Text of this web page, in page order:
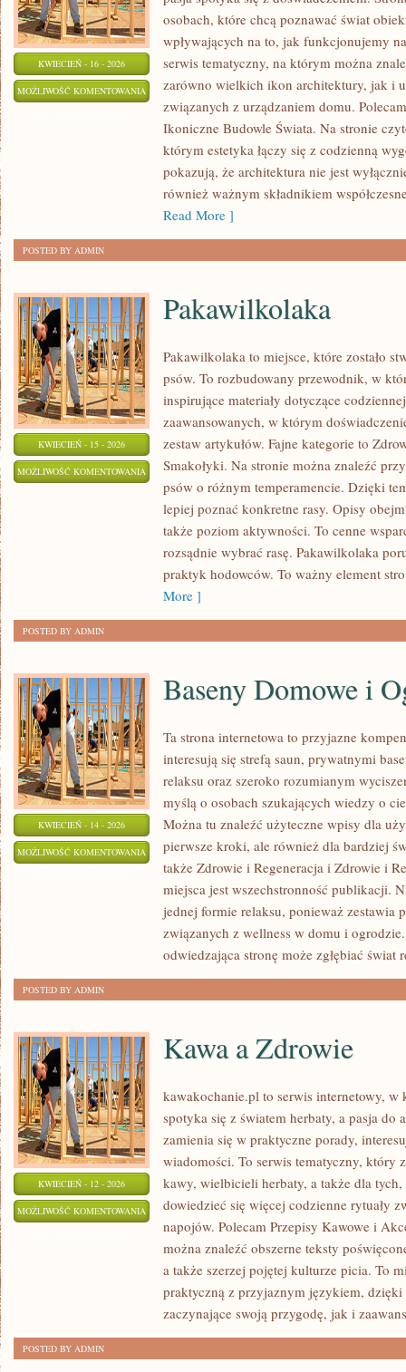
KWIECIEŃ - 16 - 2026
MOŻLIWOŚĆ KOMENTOWANIA POLSKA
ARCHITEKTURA
osobach, które chcą poznawać świat
wpływających na to, jak funkcjonujemy
serwis tematyczny, na którym można
zarówno wielkich ikon architektury, jak i
związanych z urządzaniem domu.
Ikoniczne Budowle Świata. Na stronie
którym estetyka łączy się z codzienną
pokazują, że architektura nie jest
również ważnym składnikiem
Read More ]
POSTED BY ADMIN
KWIECIEŃ - 15 - 2026
MOŻLIWOŚĆ KOMENTOWANIA PAKAWILKOLAKA
Pakawilkolaka
Pakawilkolaka to miejsce, które zostało
psów. To rozbudowany przewodnik, w
inspirujące materiały dotyczące
zaawansowanych, w którym
zestaw artykułów. Fajne kategorie to
Smakołyki. Na stronie można znaleźć
psów o różnym temperamencie. Dzięki
lepiej poznać konkretne rasy. Opisy
także poziom aktywności. To cenne
rozsądnie wybrać rasę. Pakawilkolaka
praktyk hodowców. To ważny element
More ]
POSTED BY ADMIN
KWIECIEŃ - 14 - 2026
MOŻLIWOŚĆ KOMENTOWANIA BASENY
DOMOWE
OGRODOWE
Baseny Domowe i
Ta strona internetowa to przyjazne
interesują się strefą saun, prywatnymi
relaksu oraz szeroko rozumianym
myślą o osobach szukających wiedzy o
Można tu znaleźć użyteczne wpisy dla
pierwsze kroki, ale również dla bardziej
także Zdrowie i Regeneracja i Zdrowie i
miejsca jest wszechstronność publikacji.
jednej formie relaksu, ponieważ zestawia
związanych z wellness w domu i
odwiedzająca stronę może zgłębiać świat
POSTED BY ADMIN
KWIECIEŃ - 12 - 2026
MOŻLIWOŚĆ KOMENTOWANIA KAWA
ZDROWIE
Kawa a Zdrowie
kawakochanie.pl to serwis internetowy, w
spotyka się z światem herbaty, a pasja do
zamienia się w praktyczne porady,
wiadomości. To serwis tematyczny, który
kawy, wielbicieli herbaty, a także dla
dowiedzieć się więcej codzienne rytuały
napojów. Polecam Przepisy Kawowe i
można znaleźć obszerne teksty
a także szerzej pojętej kulturze picia. To
praktyczną z przyjaznym językiem,
zaczynające swoją przygodę, jak i
POSTED BY ADMIN